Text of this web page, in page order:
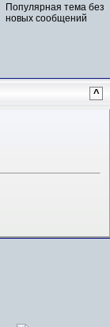
Популярная тема без
новых сообщений
^